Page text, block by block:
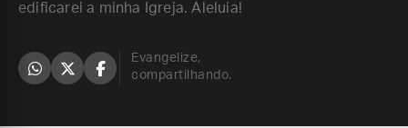
edificarei a minha Igreja. Aleluia!
Evangelize,
compartilhando.